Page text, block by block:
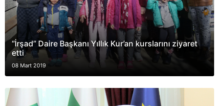
“İrşad” Daire Başkanı Yıllık Kur’an kurslarını ziyaret
etti
08 Mart 2019